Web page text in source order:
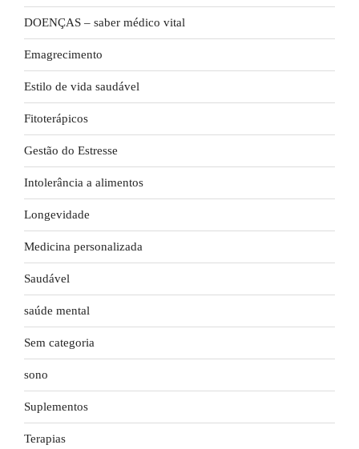
DOENÇAS – saber médico vital
Emagrecimento
Estilo de vida saudável
Fitoterápicos
Gestão do Estresse
Intolerância a alimentos
Longevidade
Medicina personalizada
Saudável
saúde mental
Sem categoria
sono
Suplementos
Terapias